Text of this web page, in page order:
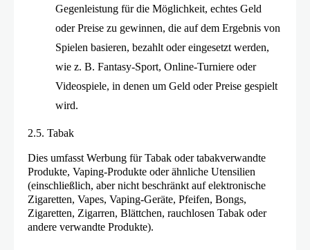
Gegenleistung für die Möglichkeit, echtes Geld
oder Preise zu gewinnen, die auf dem Ergebnis von
Spielen basieren, bezahlt oder eingesetzt werden,
wie z. B. Fantasy-Sport, Online-Turniere oder
Videospiele, in denen um Geld oder Preise gespielt
wird.
2.5. Tabak
Dies umfasst Werbung für Tabak oder tabakverwandte
Produkte, Vaping-Produkte oder ähnliche Utensilien
(einschließlich, aber nicht beschränkt auf elektronische
Zigaretten, Vapes, Vaping-Geräte, Pfeifen, Bongs,
Zigaretten, Zigarren, Blättchen, rauchlosen Tabak oder
andere verwandte Produkte).